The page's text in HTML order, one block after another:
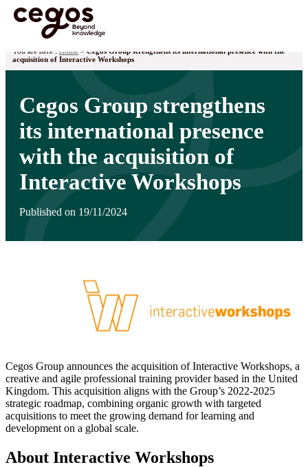
You are here : Home > Cegos Group strengthens its international presence with the
acquisition of Interactive Workshops
Cegos Group strengthens
its international presence
with the acquisition of
Interactive Workshops
Published on 19/11/2024
Cegos Group announces the acquisition of Interactive Workshops, a
creative and agile professional training provider based in the United
Kingdom. This acquisition aligns with the Group’s 2022-2025
strategic roadmap, combining organic growth with targeted
acquisitions to meet the growing demand for learning and
development on a global scale.
About Interactive Workshops